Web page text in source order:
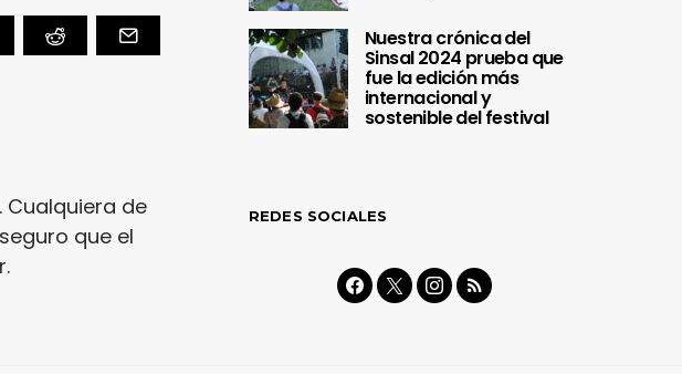
Cualquiera de
que el
Nuestra crónica del
Sinsal 2024 prueba que
fue la edición más
internacional y
sostenible del festival
REDES SOCIALES